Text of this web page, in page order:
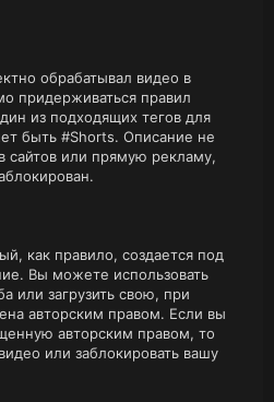
обрабатывал видео в
придерживаться правил
из подходящих тегов для
быть #Shorts. Описание не
сайтов или прямую рекламу,
как правило, создается под
Вы можете использовать
или загрузить свою, при
авторским правом. Если вы
авторским правом, то
или заблокировать вашу